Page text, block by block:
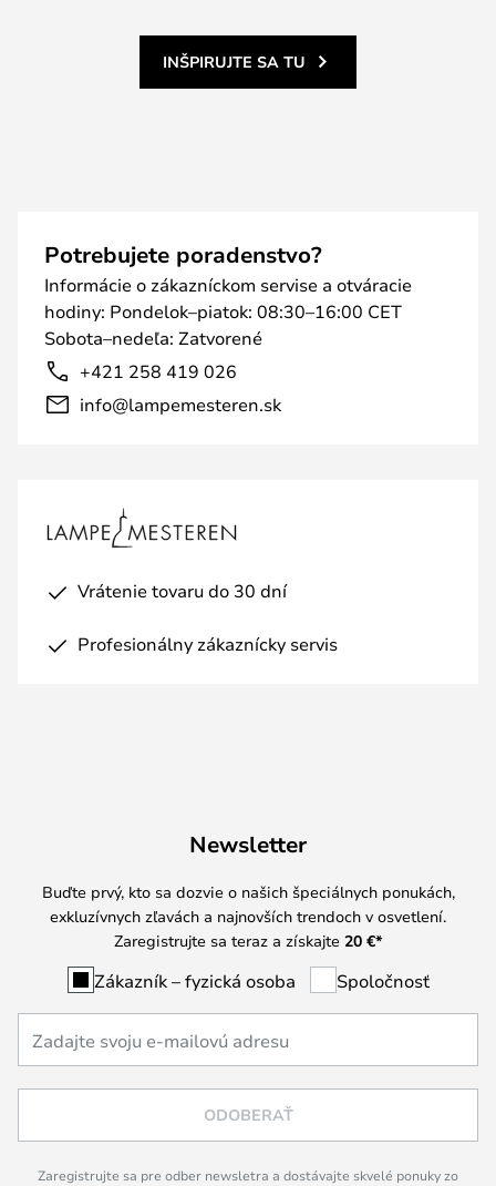
INŠPIRUJTE SA TU
Potrebujete poradenstvo?
Informácie o zákazníckom servise a otváracie
hodiny: Pondelok–piatok: 08:30–16:00 CET
Sobota–nedeľa: Zatvorené
+421 258 419 026
info@lampemesteren.sk
Vrátenie tovaru do 30 dní
Profesionálny zákaznícky servis
Newsletter
Buďte prvý, kto sa dozvie o našich špeciálnych ponukách,
exkluzívnych zľavách a najnovších trendoch v osvetlení.
Zaregistrujte sa teraz a získajte 20 €*
Zákazník – fyzická osoba Spoločnosť
ODOBERAŤ
Zaregistrujte sa pre odber newsletra a dostávajte skvelé ponuky zo